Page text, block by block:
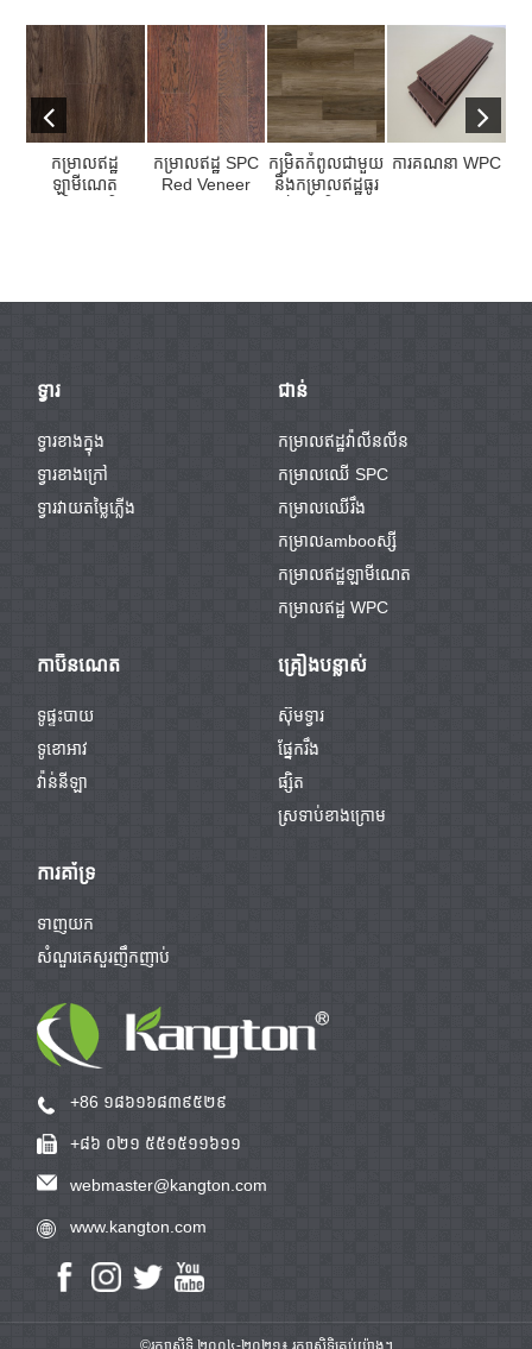
កម្រាលឥដ្ឋ
ឡាមីណេត
កម្រាលឥដ្ឋ SPC
Red Veneer
កម្រិតកំពូលជាមួយ
នឹងកម្រាលឥដ្ឋធូរ
ការគណនា WPC
ទ្វារ
ទ្វារខាងក្នុង
ទ្វារខាងក្រៅ
ទ្វារវាយតម្លៃភ្លើង
ជាន់
កម្រាលឥដ្ឋវ៉ាលីនលីន
កម្រាលឈើ SPC
កម្រាលឈើរឹង
កម្រាលambooស្សី
កម្រាលឥដ្ឋឡាមីណេត
កម្រាលឥដ្ឋ WPC
កាប៊ីនណេត
ទូផ្ទះបាយ
ទូខោអាវ
វ៉ាន់នីឡា
គ្រឿងបន្លាស់
ស៊ុមទ្វារ
ផ្នែករឹង
ផ្សិត
ស្រទាប់ខាងក្រោម
ការគាំទ្រ
ទាញយក
សំណួរគេសួរញឹកញាប់
+86 ១៨៦១៦៨៣៩៥២៩
+៨៦ ០២១ ៥៥១៥១១៦១១
webmaster@kangton.com
www.kangton.com
©រក្សាសិទ្ធិ ២០០៤-២០២១៖ រក្សាសិទ្ធិគ្រប់យ៉ាង។